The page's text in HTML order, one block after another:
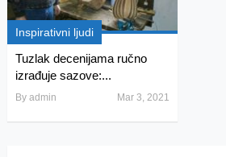
Inspirativni ljudi
Tuzlak decenijama ručno
izrađuje sazove:...
By admin Mar 3, 2021